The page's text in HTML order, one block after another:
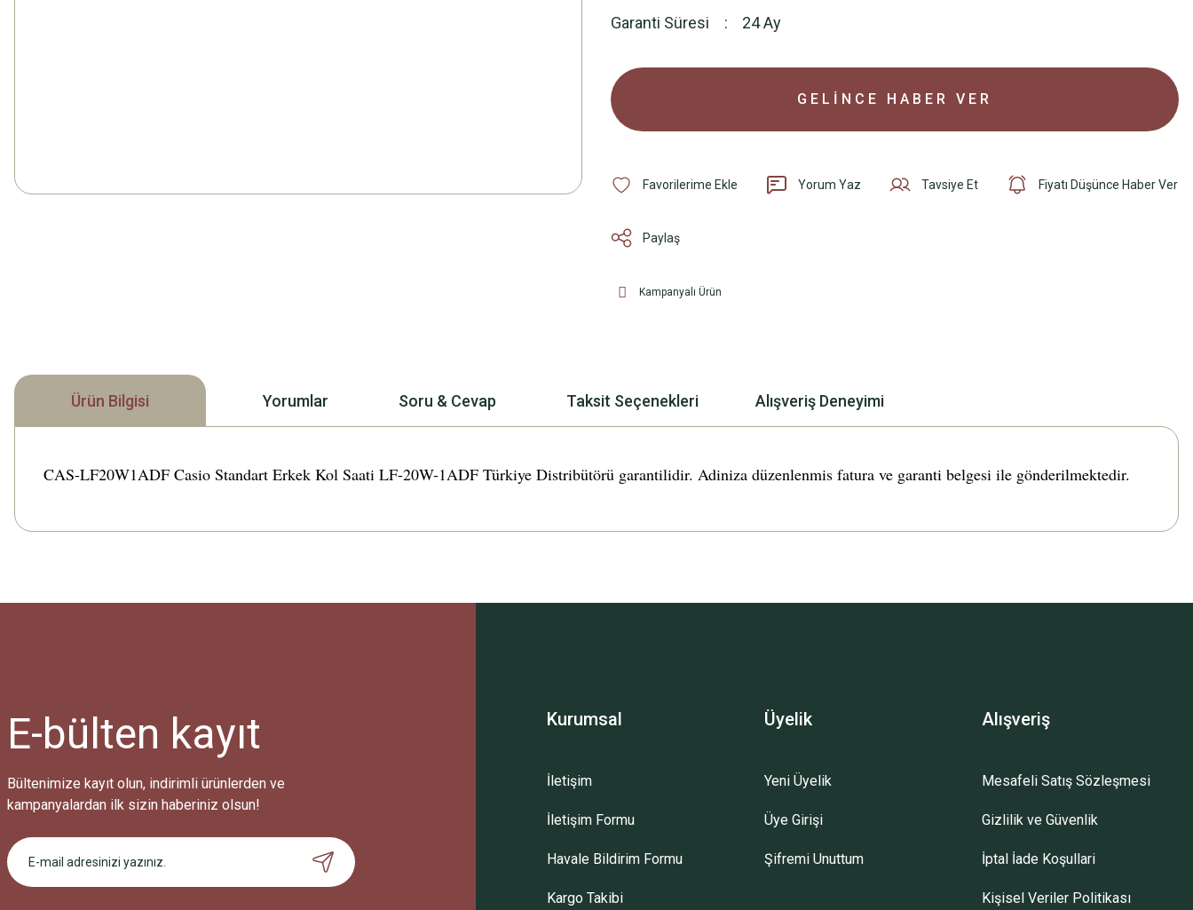
Garanti Süresi
24 Ay
GELİNCE HABER VER
Yorum Yaz Tavsiye Et Fiyatı Düşünce Haber Ver
Paylaş
Kampanyalı Ürün
Ürün Bilgisi Yorumlar Soru & Cevap Taksit Seçenekleri Alışveriş Deneyimi
CAS-LF20W1ADF Casio Standart Erkek Kol Saati LF-20W-1ADF Türkiye Distribütörü garantilidir. Adiniza düzenlenmis fatura ve garanti belgesi ile gönderilmektedir.
Bu ürüne ilk yorumu siz yapın!
Ürün hakkında henüz soru sorulmamış.
Sitemize ilk yorumu siz yapın!
E-bülten kayıt
Bültenimize kayıt olun, indirimli ürünlerden ve
kampanyalardan ilk sizin haberiniz olsun!
Kurumsal
İletişim
İletişim Formu
Havale Bildirim Formu
Kargo Takibi
Üyelik
Yeni Üyelik
Üye Girişi
Şifremi Unuttum
Alışveriş
Mesafeli Satış Sözleşmesi
Gizlilik ve Güvenlik
İptal İade Koşullari
Kişisel Veriler Politikası